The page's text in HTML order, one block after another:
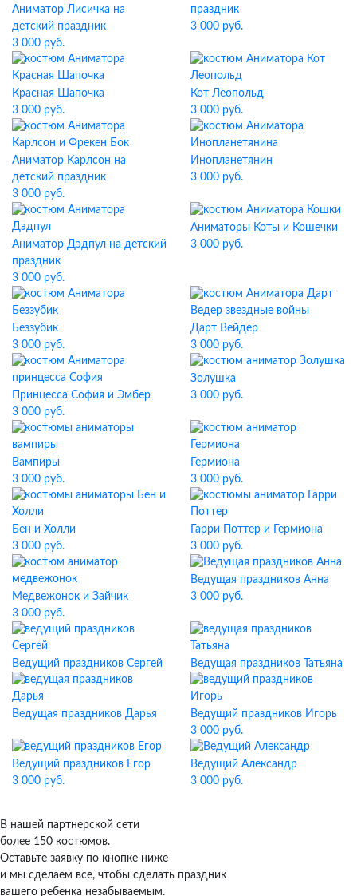
Аниматор Лисичка на
детский праздник
3 000 руб.
праздник
3 000 руб.
Красная Шапочка
3 000 руб.
Кот Леопольд
3 000 руб.
Аниматор Карлсон на
детский праздник
3 000 руб.
Инопланетянин
3 000 руб.
Аниматор Дэдпул на детский
праздник
3 000 руб.
Аниматоры Коты и Кошечки
3 000 руб.
Беззубик
3 000 руб.
Дарт Вейдер
3 000 руб.
Принцесса София и Эмбер
3 000 руб.
Золушка
3 000 руб.
Вампиры
3 000 руб.
Гермиона
3 000 руб.
Бен и Холли
3 000 руб.
Гарри Поттер и Гермиона
3 000 руб.
Медвежонок и Зайчик
3 000 руб.
Ведущая праздников Анна
3 000 руб.
Ведущий праздников Сергей Ведущая праздников Татьяна
Ведущая праздников Дарья
Ведущий праздников Игорь
3 000 руб.
Ведущий праздников Егор
3 000 руб.
Ведущий Александр
3 000 руб.
В нашей партнерской сети
более 150 костюмов.
Оставьте заявку по кнопке ниже
и мы сделаем все, чтобы сделать праздник
вашего ребенка незабываемым.